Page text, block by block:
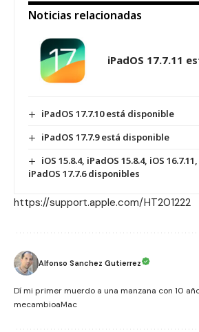
Noticias relacionadas
iPadOS 17.7.11
iPadOS 17.7.10 está disponible
iPadOS 17.7.9 está disponible
iOS 15.8.4, iPadOS 15.8.4, iOS
iPadOS 17.7.6 disponibles
https://support.apple.com/HT201222
Alfonso Sanchez Gutierrez
Dí mi primer muerdo a una manzana con 10
mecambioaMac